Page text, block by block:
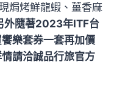
焗烤鮮龍蝦、薑香麻
外隨著2023年ITF台
樂套券一套再加價
請洽誠品行旅官方